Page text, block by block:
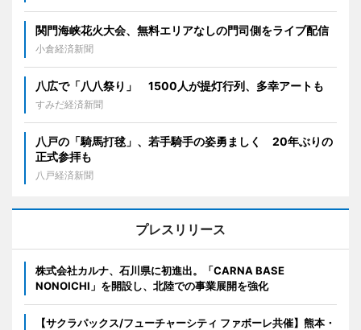
関門海峡花火大会、無料エリアなしの門司側をライブ配信
小倉経済新聞
八広で「八八祭り」 1500人が提灯行列、多幸アートも
すみだ経済新聞
八戸の「騎馬打毬」、若手騎手の姿勇ましく 20年ぶりの
正式参拝も
八戸経済新聞
プレスリリース
株式会社カルナ、石川県に初進出。「CARNA BASE
NONOICHI」を開設し、北陸での事業展開を強化
【サクラパックス/フューチャーシティ ファボーレ共催】熊本・